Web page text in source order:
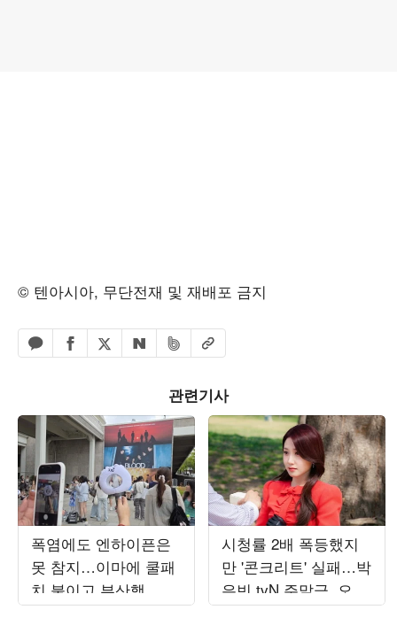
© 텐아시아, 무단전재 및 재배포 금지
카카오톡 공유하기
페이스북 공유하기
엑스 공유하기
네이버 공유하기
밴드 공유하기
URL복사
관련기사
폭염에도 엔하이픈은
못 참지…이마에 쿨패
치 붙이고 부산행
[TEN현장]
시청률 2배 폭등했지
만 '콘크리트' 실패…박
은빈 tvN 주말극, 오르
락내리락 수치 변동